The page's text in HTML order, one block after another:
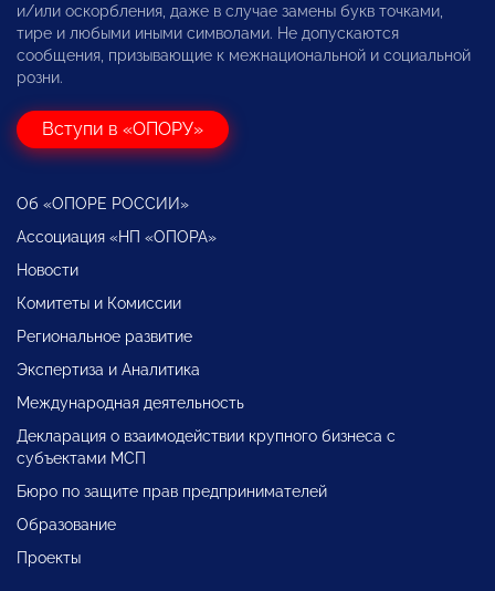
и/или оскорбления, даже в случае замены букв точками,
тире и любыми иными символами. Не допускаются
сообщения, призывающие к межнациональной и социальной
розни.
Вступи в «ОПОРУ»
Об «ОПОРЕ РОССИИ»
Ассоциация «НП «ОПОРА»
Новости
Комитеты и Комиссии
Региональное развитие
Экспертиза и Аналитика
Международная деятельность
Декларация о взаимодействии крупного бизнеса с
субъектами МСП
Бюро по защите прав предпринимателей
Образование
Проекты